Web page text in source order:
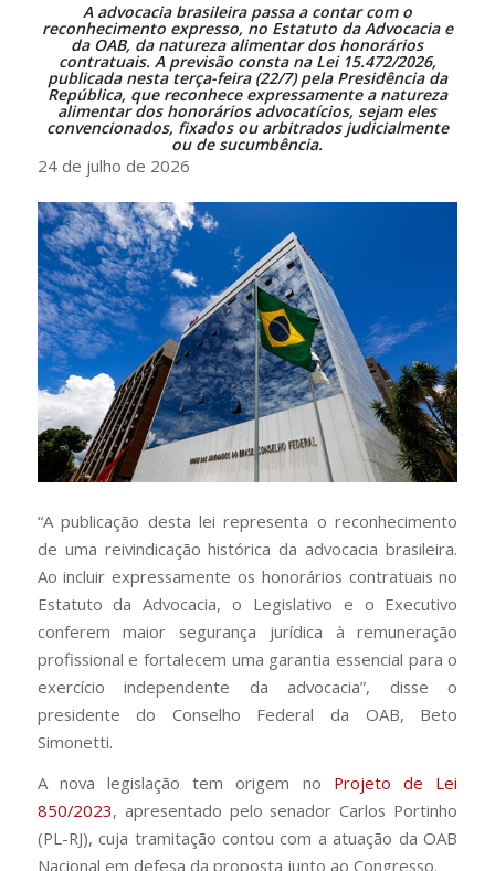
A advocacia brasileira passa a contar com o
reconhecimento expresso, no Estatuto da Advocacia e
da OAB, da natureza alimentar dos honorários
contratuais. A previsão consta naLei 15.472/2026,
publicada nesta terça-feira (22/7) pela Presidência da
República, que reconhece expressamente a natureza
alimentar dos honorários advocatícios, sejam eles
convencionados, fixados ou arbitrados judicialmente
ou de sucumbência.
24 de julho de 2026
“A publicação desta lei representa o reconhecimento
de uma reivindicação histórica da advocacia brasileira.
Ao incluir expressamente os honorários contratuais no
Estatuto da Advocacia, o Legislativo e o Executivo
conferem maior segurança jurídica à remuneração
profissional e fortalecem uma garantia essencial para o
exercício independente da advocacia”, disse o
presidente do Conselho Federal da OAB, Beto
Simonetti.
A nova legislação tem origem no Projeto de Lei
850/2023, apresentado pelo senador Carlos Portinho
(PL-RJ), cuja tramitação contou com a atuação da OAB
Nacional em defesa da proposta junto ao Congresso.